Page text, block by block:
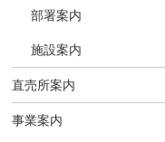
部署案内
施設案内
直売所案内
事業案内